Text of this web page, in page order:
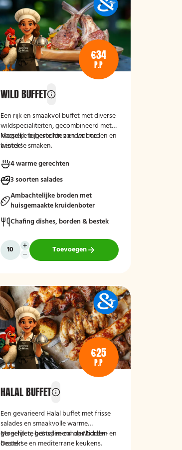
€34
P.P
WILD BUFFET
Een rijk en smaakvol buffet met diverse
wildspecialiteiten, gecombineerd met
klassieke bijgerechten en warme
winterse smaken.
Mogelijk te bestellen zonder borden en
bestek!
4 warme gerechten
3 soorten salades
Ambachtelijke broden met
huisgemaakte kruidenboter
Chafing dishes, borden & bestek
Toevoegen
€25
P.P
HALAL BUFFET
Een gevarieerd Halal buffet met frisse
salades en smaakvolle warme
gerechten, geïnspireerd op Midden-
Oosterse en mediterrane keukens.
Mogelijk te bestellen zonder borden en
bestek!